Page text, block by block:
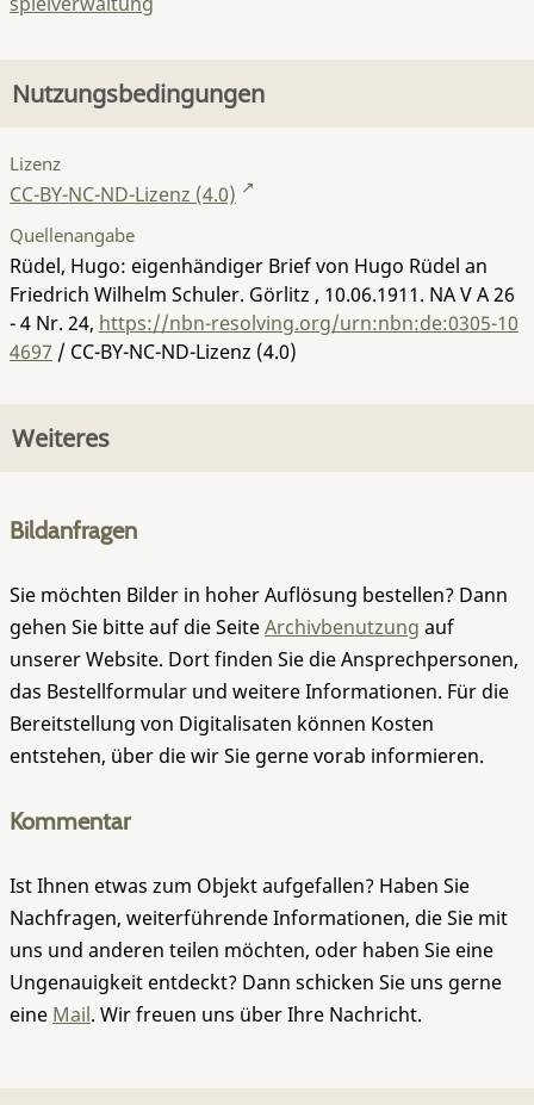
Nutzungsbedingungen
Lizenz
CC-BY-NC-ND-Lizenz (4.0)
Quellenangabe
Rüdel, Hugo: eigenhändiger Brief von Hugo Rüdel an
Friedrich Wilhelm Schuler. Görlitz , 10.06.1911. NA V A 26
- 4 Nr. 24, https://nbn-resolving.org/urn:nbn:de:0305-10
4697 / CC-BY-NC-ND-Lizenz (4.0)
Weiteres
Bildanfragen
Sie möchten Bilder in hoher Auflösung bestellen? Dann
gehen Sie bitte auf die SeiteArchivbenutzung auf
unserer Website. Dort finden Sie die Ansprechpersonen,
das Bestellformular und weitere Informationen. Für die
Bereitstellung von Digitalisaten können Kosten
entstehen, über die wir Sie gerne vorab informieren.
Kommentar
Ist Ihnen etwas zum Objekt aufgefallen? Haben Sie
Nachfragen, weiterführende Informationen, die Sie mit
uns und anderen teilen möchten, oder haben Sie eine
Ungenauigkeit entdeckt? Dann schicken Sie uns gerne
eine Mail. Wir freuen uns über Ihre Nachricht.